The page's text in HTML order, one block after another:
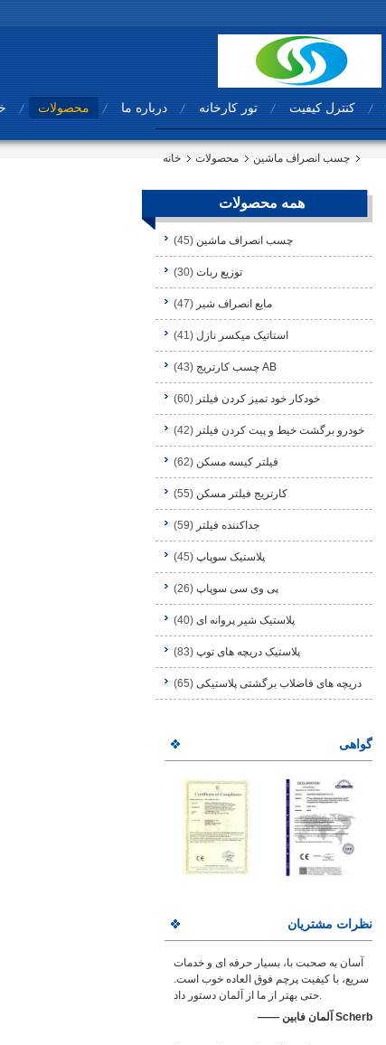
محصولات درباره ما تور کارخانه کنترل کیفیت
خانه محصولات چسب انصراف ماشین
همه محصولات
چسب انصراف ماشین (45)
توزیع ربات (30)
مایع انصراف شیر (47)
استاتیک میکسر نازل (41)
AB چسب کارتریج (43)
خودکار خود تمیز کردن فیلتر (60)
خودرو برگشت خیط و پیت کردن فیلتر (42)
فیلتر کیسه مسکن (62)
کارتریج فیلتر مسکن (55)
جداکننده فیلتر (59)
پلاستیک سوپاپ (45)
پی وی سی سوپاپ (26)
پلاستیک شیر پروانه ای (40)
پلاستیک دریچه های توپ (83)
دریچه های فاضلاب برگشتی پلاستیکی (65)
گواهی
نظرات مشتریان
آسان به صحبت با، بسیار حرفه ای و خدمات
سریع، با کیفیت پرچم فوق العاده خوب است.
حتی بهتر از ما از آلمان دستور داد.
—— آلمان فابین Scherb